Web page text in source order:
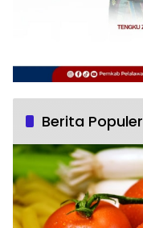
Berita Populer